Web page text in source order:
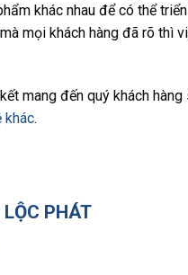
khác nhau để có thể
mọi khách hàng đã rõ thì
mang đến quý khách
khác.
PHÁT